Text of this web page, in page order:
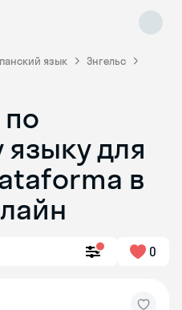
язык
Энгельс
для
в
0